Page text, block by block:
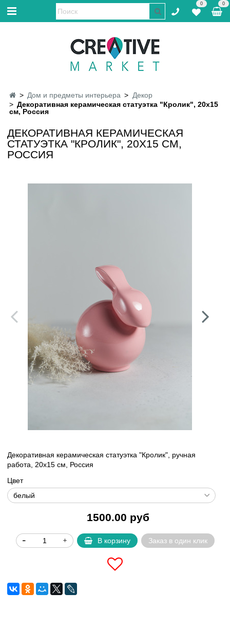
0 0
Дом и предметы интерьера
Декор
Декоративная керамическая статуэтка "Кролик", 20х15
см, Россия
ДЕКОРАТИВНАЯ КЕРАМИЧЕСКАЯ
СТАТУЭТКА "КРОЛИК", 20Х15 СМ,
РОССИЯ
Декоративная керамическая статуэтка "Кролик", ручная
работа, 20х15 см, Россия
Цвет
1500.00 руб
В корзину Заказ в один клик